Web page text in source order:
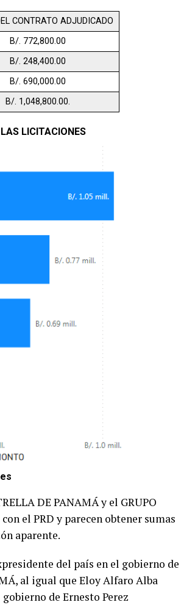
CONTRATO ADJUDICADO
B/. 772,800.00
B/. 248,400.00
B/. 690,000.00
B/. 1,048,800.00.
LICITACIONES
DE PANAMÁ y el GRUPO
el PRD y parecen obtener sumas
aparente.
del país en el gobierno de
al igual que Eloy Alfaro Alba
de Ernesto Perez